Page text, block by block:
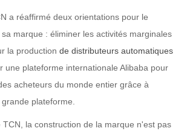
a réaffirmé deux orientations pour le
marque : éliminer les activités marginales
la production de distributeurs automatiques
une plateforme internationale Alibaba pour
acheteurs du monde entier grâce à
plateforme.
TCN, la construction de la marque n'est pas